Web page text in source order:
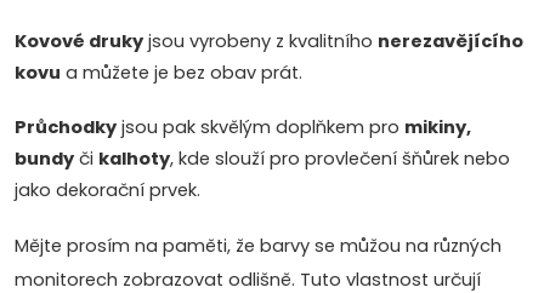
Kovové druky jsou vyrobeny z kvalitního nerezavějícího
kovu a můžete je bez obav prát.
Průchodky jsou pak skvělým doplňkem pro mikiny,
bundy či kalhoty, kde slouží pro provlečení šňůrek nebo
jako dekorační prvek.
Mějte prosím na paměti, že barvy se můžou na různých
monitorech zobrazovat odlišně. Tuto vlastnost určují